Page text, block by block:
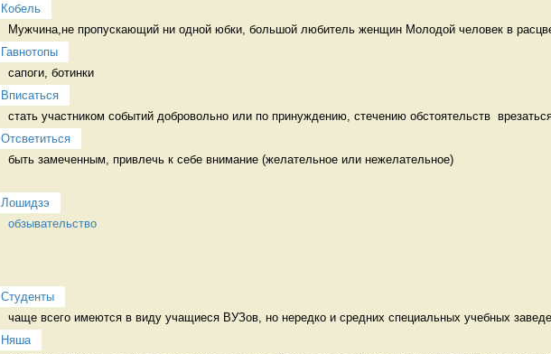
Кобель
Мужчина,не пропускающий ни одной юбки, большой любитель женщин Молодой человек в
Гавнотопы
сапоги, ботинки
Вписаться
стать участником событий добровольно или по принуждению, стечению обстоятельств
Отсветиться
быть замеченным, привлечь к себе внимание (желательное или нежелательное)
Лошидзэ
обзывательство
Студенты
чаще всего имеются в виду учащиеся ВУЗов, но нередко и средних специальных учебных
Няша